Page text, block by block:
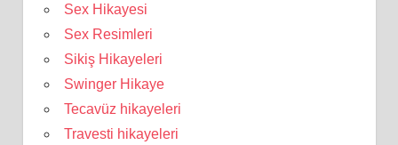
Sex Hikayesi
Sex Resimleri
Sikiş Hikayeleri
Swinger Hikaye
Tecavüz hikayeleri
Travesti hikayeleri